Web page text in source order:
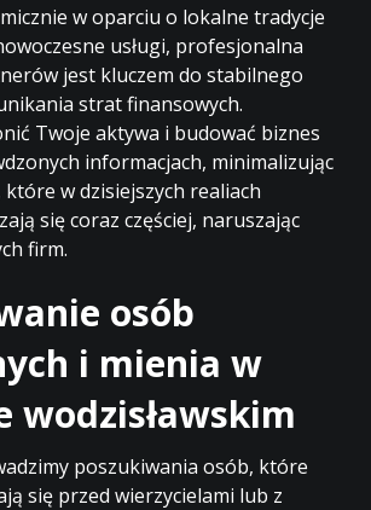
w oparciu o lokalne tradycje
usługi, profesjonalna
jest kluczem do stabilnego
strat finansowych.
Twoje aktywa i budować biznes
informacjach, minimalizując
w dzisiejszych realiach
się coraz częściej, naruszając
firm.
osób
i mienia w
wodzisławskim
poszukiwania osób, które
się przed wierzycielami lub z